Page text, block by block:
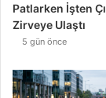
Patlarken İşten
Zirveye Ulaştı
5 gün önce